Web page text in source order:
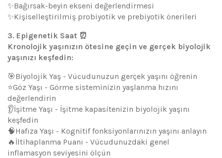
✨Bağırsak-beyin ekseni değerlendirmesi
✨Kişiselleştirilmiş probiyotik ve prebiyotik önerileri
3. Epigenetik Saat ⏰
Kronolojik yaşınızın ötesine geçin ve gerçek biyolojik
yaşınızı keşfedin:
🎯Biyolojik Yaş - Vücudunuzun gerçek yaşını öğrenin
⭐Göz Yaşı - Görme sisteminizin yaşlanma hızını
değerlendirin
👂İşitme Yaşı - İşitme kapasitenizin biyolojik yaşını
keşfedin
🧠Hafıza Yaşı - Kognitif fonksiyonlarınızın yaşını anlayın
🔥İltihaplanma Puanı - Vücudunuzdaki genel
inflamasyon seviyesini ölçün